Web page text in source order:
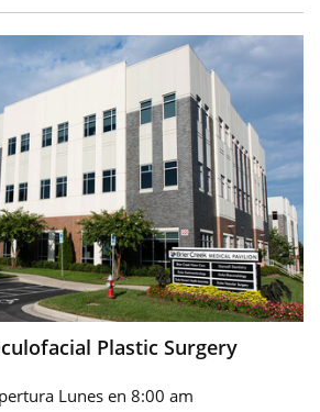
Plastic Surgery
Lunes en 8:00 am